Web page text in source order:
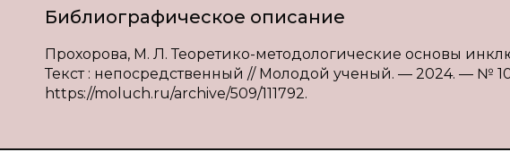
Библиографическое описание
Прохорова, М. Л. Теоретико-методологические основы
Текст : непосредственный // Молодой ученый. — 2024. — № 10
https://moluch.ru/archive/509/111792.